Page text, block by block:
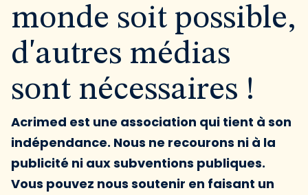
monde soit possible,
d'autres médias
sont nécessaires !
Acrimed est une association qui tient à son
indépendance. Nous ne recourons ni à la
publicité ni aux subventions publiques.
Vous pouvez nous soutenir en faisant un